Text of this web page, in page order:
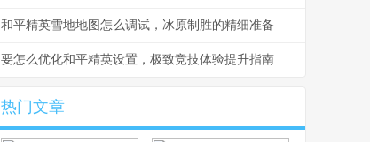
和平精英雪地地图怎么调试，冰原制胜的精细准备
要怎么优化和平精英设置，极致竞技体验提升指南
热门文章